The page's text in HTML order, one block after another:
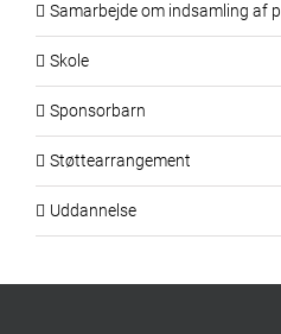
Samarbejde om indsamling af
Skole
Sponsorbarn
Støttearrangement
Uddannelse